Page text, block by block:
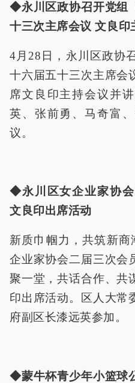
◆永川区政协召开党组
十三次主席会议 文良印
4月28日，永川区政协
十六届五十三次主席会
席文良印主持会议并
英、张前勇、马奇富
议。
◆永川区女企业家协
文良印出席活动
新质巾帼力，共筑新
企业家协会二届三次会
聚一堂，共话合作、共
印出席活动。区人大常
府副区长漆远英参加。
◆蒙牛杯青少年小篮球